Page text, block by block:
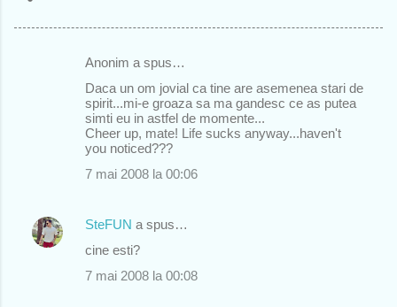
a
r
Anonim a spus…
Daca un om jovial ca tine are asemenea stari de
spirit...mi-e groaza sa ma gandesc ce as putea
simti eu in astfel de momente...
Cheer up, mate! Life sucks anyway...haven't
you noticed???
7 mai 2008 la 00:06
SteFUN a spus…
cine esti?
7 mai 2008 la 00:08